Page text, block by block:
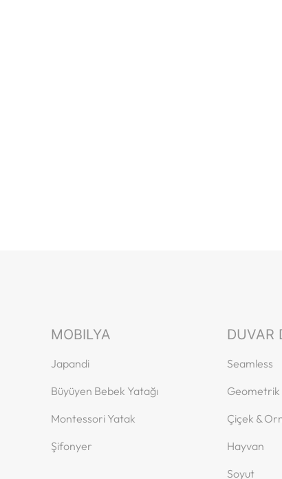
MOBILYA
Japandi
Büyüyen Bebek Yatağı
Montessori Yatak
Şifonyer
DUVAR
Seamless
Geometrik
Çiçek &
Hayvan
Soyut